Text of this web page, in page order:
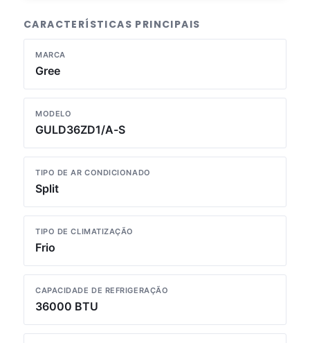
CARACTERÍSTICAS PRINCIPAIS
MARCA
Gree
MODELO
GULD36ZD1/A-S
TIPO DE AR CONDICIONADO
Split
TIPO DE CLIMATIZAÇÃO
Frio
CAPACIDADE DE REFRIGERAÇÃO
36000 BTU